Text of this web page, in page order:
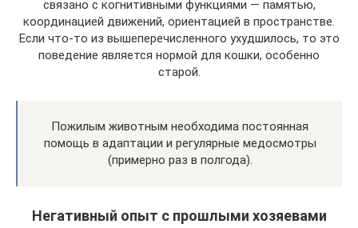
связано с когнитивными функциями — памятью,
координацией движений, ориентацией в пространстве.
Если что-то из вышеперечисленного ухудшилось, то это
поведение является нормой для кошки, особенно
старой.
Пожилым животным необходима постоянная
помощь в адаптации и регулярные медосмотры
(примерно раз в полгода).
Негативный опыт с прошлыми хозяевами